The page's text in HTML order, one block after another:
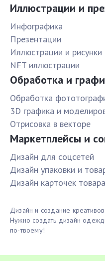
Иллюстрации и
Инфографика
Презентации
Иллюстрации и рисунки
NFT иллюстрации
Обработка и
Обработка
3D графика и
Отрисовка в векторе
Маркетплейсы и
Дизайн для соцсетей
Дизайн упаковки и
Дизайн карточек товара
Дизайн и создание креативов
Нужно создать дизайн
по-твоему!